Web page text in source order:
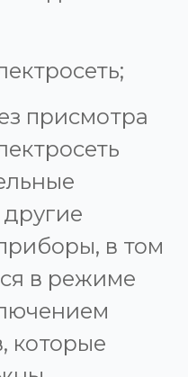
присмотра
в том
в режиме
которые